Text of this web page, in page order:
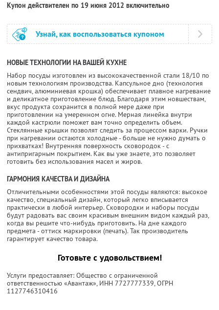
Купон действителен по 19 июня 2012 включительно
Узнай, как воспользоваться купоном
НОВЫЕ ТЕХНОЛОГИИ НА ВАШЕЙ КУХНЕ
Набор посуды изготовлен из высококачественной стали 18/10 по
новым технологиям производства. Капсульное дно (технология
сендвич, алюминиевая крошка) обеспечивает плавное нагревание
и деликатное приготовление блюд. Благодаря этим новшествам,
вкус продукта сохранится в полной мере даже при
приготовлении на умеренном огне. Мерная линейка внутри
каждой кастрюли поможет вам точно определить объем.
Стеклянные крышки позволят следить за процессом варки. Ручки
при нагревании остаются холодные - больше не нужно думать о
прихватках! Внутренняя поверхность сковородок - с
антипригарным покрытием. Как вы уже знаете, это позволяет
готовить без использования масел и жиров.
ГАРМОНИЯ КАЧЕСТВА И ДИЗАЙНА
Отличительными особенностями этой посуды являются: высокое
качество, специальный дизайн, который легко вписывается
практически в любой интерьер. Сковородки и наборы посуды
будут радовать вас своим красивым внешним видом каждый раз,
когда вы решите что-нибудь приготовить. На дне каждого
предмета - оттиск маркировки (печать). Так производитель
гарантирует качество товара.
Готовьте с удовольствием!
Услуги предоставляет: Общество с ограниченной
ответственностью «Авантаж», ИНН 7727777339, ОГРН
1127746310416